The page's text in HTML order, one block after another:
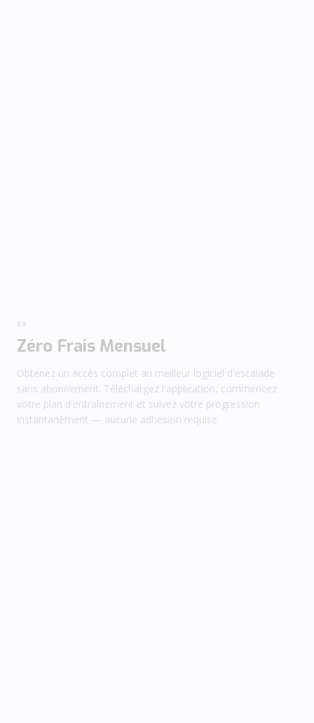
09
Zéro Frais Mensuel
Obtenez un accès complet au meilleur logiciel d'escalade
sans abonnement. Téléchargez l'application, commencez
votre plan d'entraînement et suivez votre progression
instantanément — aucune adhésion requise.